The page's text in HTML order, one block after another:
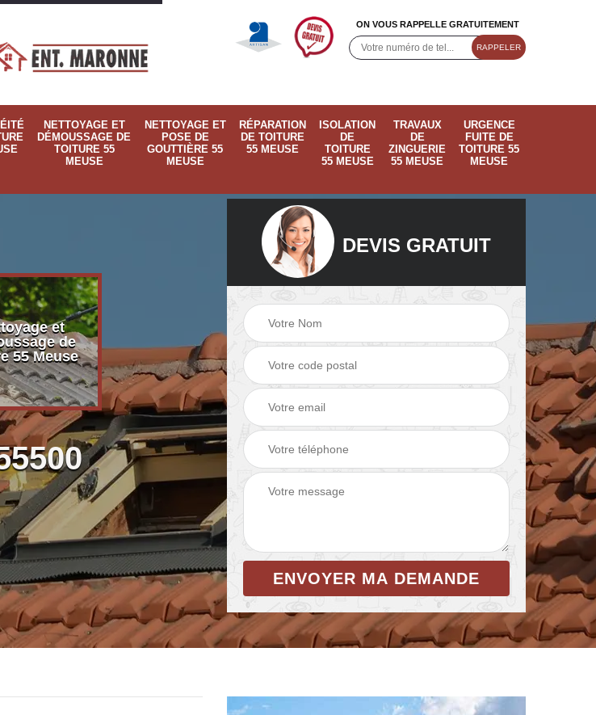
ON VOUS RAPPELLE GRATUITEMENT
NETTOYAGE ET
DÉMOUSSAGE DE
TOITURE 55
MEUSE
NETTOYAGE ET
POSE DE
GOUTTIÈRE 55
MEUSE
RÉPARATION
DE TOITURE
55 MEUSE
ISOLATION
DE
TOITURE
55 MEUSE
TRAVAUX
DE
ZINGUERIE
55 MEUSE
URGENCE
FUITE DE
TOITURE 55
MEUSE
et
de
55 Meuse
Nettoyage et pose
de gouttière 55
Meuse
Meuse
Ramonage de
cheminée 55
DEVIS GRATUIT